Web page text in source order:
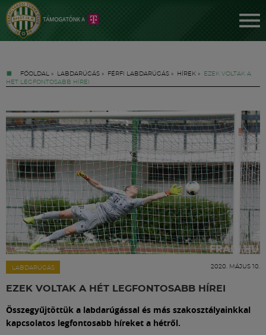
FŐOLDAL » LABDARÚGÁS » FÉRFI LABDARÚGÁS » HÍREK »
EZEK VOLTAK A
HÉT LEGFONTOSABB HÍREI
LABDARÚGÁS 2020. MÁJUS 10.
EZEK VOLTAK A HÉT LEGFONTOSABB HÍREI
Összegyűjtöttük a labdarúgással és más szakosztályainkkal
kapcsolatos legfontosabb híreket a hétről.
Jegyek
FM YouTube +
Hírek
Labdarúgás
Szakosztályok